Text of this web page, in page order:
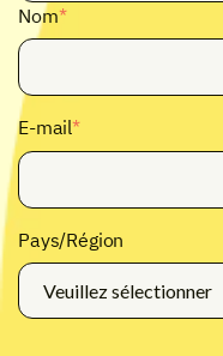
Nom*
E-mail*
Pays/Région